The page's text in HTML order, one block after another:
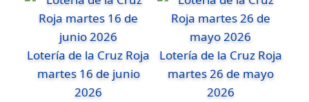
Lotería de la Cruz Roja
martes 16 de junio
2026
Lotería de la Cruz Roja
martes 26 de mayo
2026